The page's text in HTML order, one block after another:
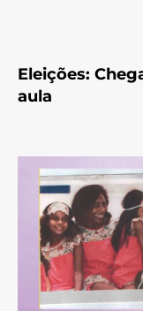
Eleições:
aula